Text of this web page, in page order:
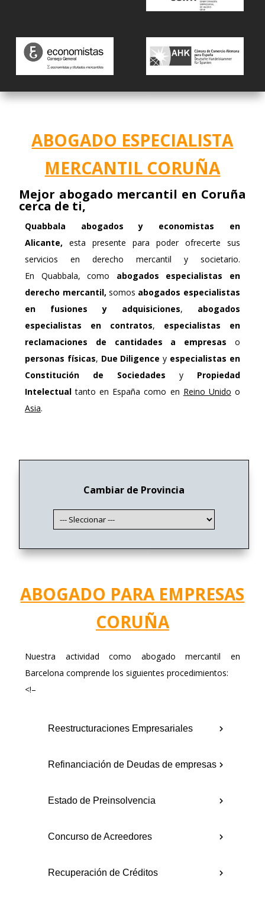
ABOGADO ESPECIALISTA
MERCANTIL CORUÑA
Mejor abogado mercantil en Coruña
cerca de ti,
Quabbala
abogados y economistas en
Alicante, esta presente para poder ofrecerte sus
servicios en derecho mercantil y societario.
En Quabbala, como abogados especialistas en
derecho mercantil, somos abogados especialistas
en fusiones y adquisiciones, abogados
especialistas en contratos, especialistas en
reclamaciones de cantidades a empresas o
personas físicas, Due Diligence y especialistas en
Constitución de Sociedades y Propiedad
Intelectual tanto en España como en Reino Unido o
Asia.
Cambiar de Provincia
ABOGADO PARA EMPRESAS
CORUÑA
Nuestra actividad como abogado mercantil en
Barcelona comprende los siguientes procedimientos:
<!–
Reestructuraciones Empresariales
Refinanciación de Deudas de empresas
Estado de Preinsolvencia
Concurso de Acreedores
Recuperación de Créditos